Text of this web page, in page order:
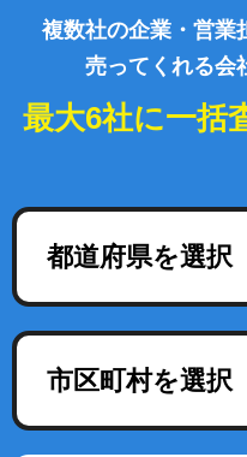
複数社の企業・営業
売ってくれる会
最大6社に一括
都道府県を選択
市区町村を選択